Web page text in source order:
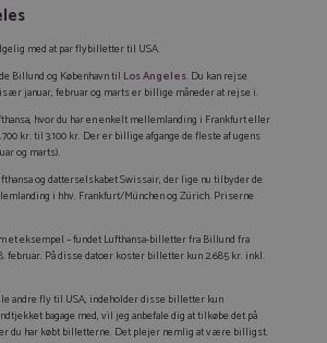
med at par flybilletter til USA.
Billund og København til Los Angeles. Du kan rejse
januar, februar og marts er billige måneder at rejse i.
hvor du har en enkelt mellemlanding i Frankfurt eller
kr. til 3.100 kr. Der er billige afgange de fleste af ugens
og marts).
og datterselskabet Swissair, der lige nu tilbyder de
i hhv. Frankfurt/München og Zürich. Priserne
et eksempel – fundet Lufthansa-billetter fra Billund fra
februar. På disse datoer koster billetter kun 2.685 kr. inkl.
andre fly til USA, indeholder disse billetter kun
bagage med, vil jeg anbefale dig at tilkøbe det på
du har købt billetterne. Det plejer nemlig at være billigst.